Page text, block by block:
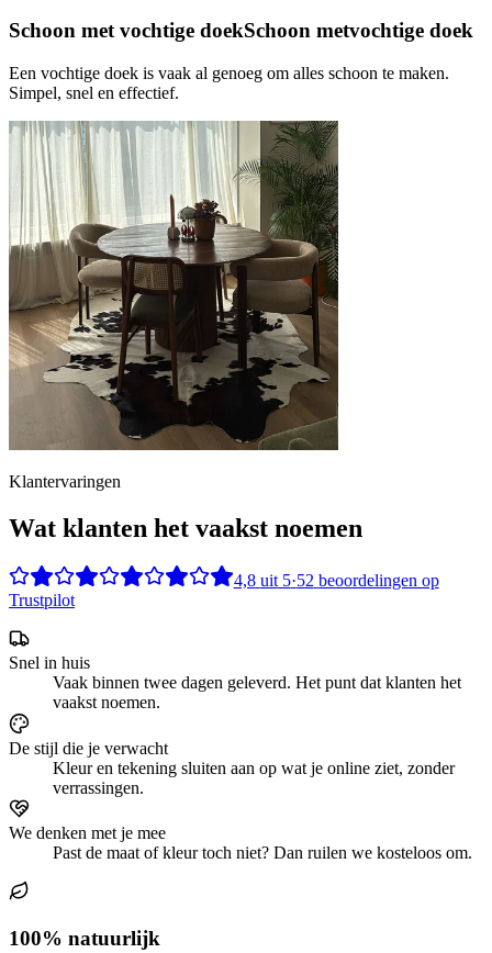
Schoon met vochtige doekSchoon metvochtige doek
Een vochtige doek is vaak al genoeg om alles schoon te maken.
Simpel, snel en effectief.
Klantervaringen
Wat klanten het vaakst noemen
4,8 uit5·52 beoordelingen op
Trustpilot
Snel in huis
Vaak binnen twee dagen geleverd. Het punt dat klanten het
vaakst noemen.
De stijl die je verwacht
Kleur en tekening sluiten aan op wat je online ziet, zonder
verrassingen.
We denken met je mee
Past de maat of kleur toch niet? Dan ruilen we kosteloos om.
100% natuurlijk